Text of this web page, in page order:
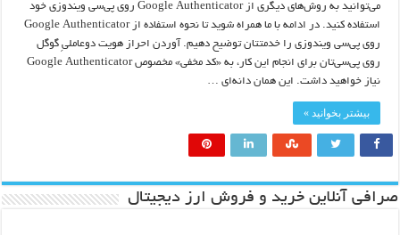
می‌توانید به روش‌های دیگری از Google Authenticator روی پی‌سی ویندوزی خود
استفاده کنید. در ادامه با ما همراه شوید تا نحوه استفاده از Google Authenticator
روی پی‌سی ویندوزی را خدمتتان توضیح دهیم. آوردن احراز هویت دوعاملیِ گوگل
روی پی‌سی‌تان برای انجام این کار، به «کد مخفی» مخصوص Google Authenticator
نیاز خواهید داشت. این همان دانه‌ای …
بیشتر بخوانید »
صرافی آنلاین خرید و فروش ارز دیجیتال